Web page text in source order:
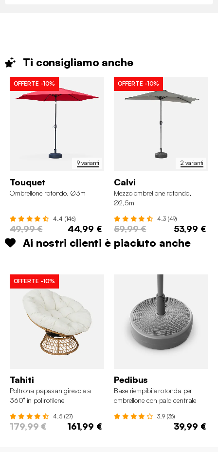
Ti consigliamo anche
9 varianti
OFFERTE -10%
Touquet
Ombrellone rotondo, Ø3m
4.4 (146)
49,99 € 44,99 €
2 varianti
OFFERTE -10%
Calvi
Mezzo ombrellone rotondo,
Ø2,5m
4.3 (49)
59,99 € 53,99 €
Ai nostri clienti è piaciuto anche
OFFERTE -10%
Tahiti
Poltrona papasan girevole a
360° in polirotilene
4.5 (27)
179,99 € 161,99 €
Pedibus
Base riempibile rotonda per
ombrellone con palo centrale
3.9 (36)
39,99 €